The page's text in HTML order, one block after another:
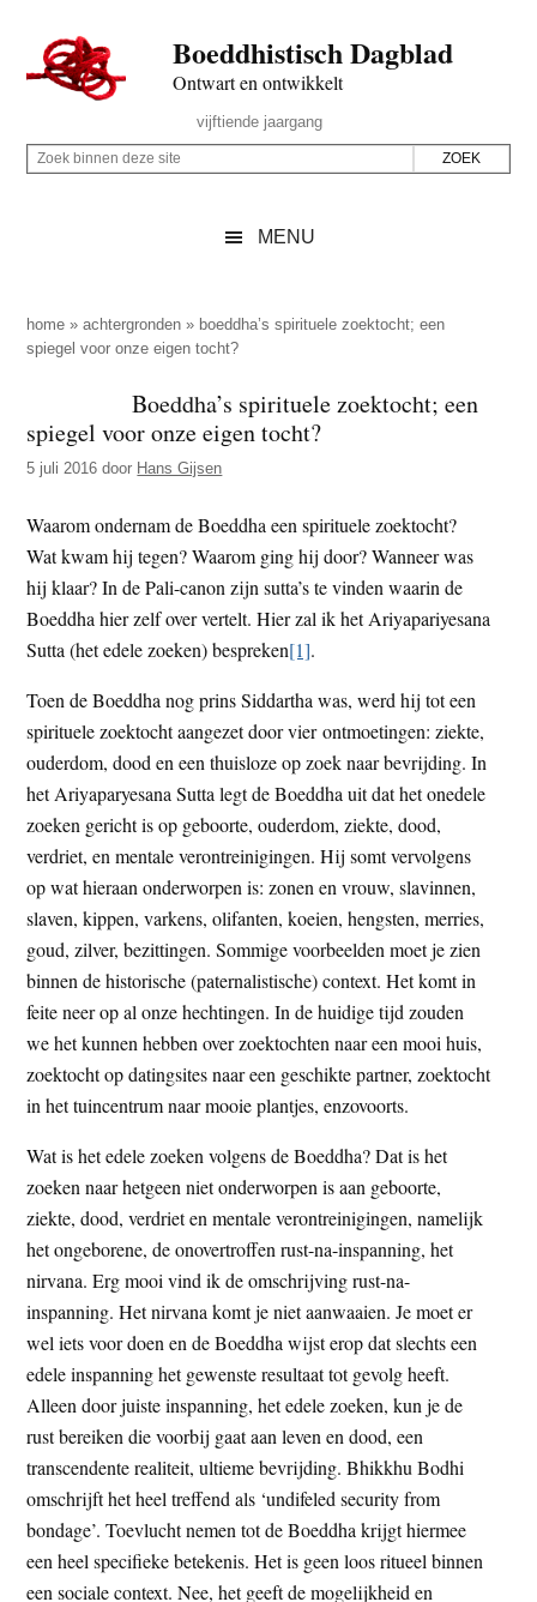
naar
de
inhoud
secondary
naar
de
sidebar
naar
de
Boeddhistisch Dagblad
Ontwart en ontwikkelt
Rechts
vijftiende jaargang
Z
p
d
z
e
i
t
e
Z
i
n
n
d
z
e
s
i
t
e
MENU
home »achtergronden » boeddha’s spirituele zoektocht; een
spiegel voor onze eigen tocht?
Boeddha’s spirituele zoektocht; een
spiegel voor onze eigen tocht?
5 juli 2016 door Hans Gijsen
Waarom ondernam de Boeddha een spirituele zoektocht?
Wat kwam hij tegen? Waarom ging hij door? Wanneer was
hij klaar? In de Pali-canon zijn sutta’s te vinden waarin de
Boeddha hier zelf over vertelt. Hier zal ik het Ariyapariyesana
Sutta (het edele zoeken) bespreken[1].
Toen de Boeddha nog prins Siddartha was, werd hij tot een
spirituele zoektocht aangezet door vier ontmoetingen: ziekte,
ouderdom, dood en een thuisloze op zoek naar bevrijding. In
het Ariyaparyesana Sutta legt de Boeddha uit dat het onedele
zoeken gericht is op geboorte, ouderdom, ziekte, dood,
verdriet, en mentale verontreinigingen. Hij somt vervolgens
op wat hieraan onderworpen is: zonen en vrouw, slavinnen,
slaven, kippen, varkens, olifanten, koeien, hengsten, merries,
goud, zilver, bezittingen. Sommige voorbeelden moet je zien
binnen de historische (paternalistische) context. Het komt in
feite neer op al onze hechtingen. In de huidige tijd zouden
we het kunnen hebben over zoektochten naar een mooi huis,
zoektocht op datingsites naar een geschikte partner, zoektocht
in het tuincentrum naar mooie plantjes, enzovoorts.
Wat is het edele zoeken volgens de Boeddha? Dat is het
zoeken naar hetgeen niet onderworpen is aan geboorte,
ziekte, dood, verdriet en mentale verontreinigingen, namelijk
het ongeborene, de onovertroffen rust-na-inspanning, het
nirvana. Erg mooi vind ik de omschrijving rust-na-
inspanning. Het nirvana komt je niet aanwaaien. Je moet er
wel iets voor doen en de Boeddha wijst erop dat slechts een
edele inspanning het gewenste resultaat tot gevolg heeft.
Alleen door juiste inspanning, het edele zoeken, kun je de
rust bereiken die voorbij gaat aan leven en dood, een
transcendente realiteit, ultieme bevrijding. Bhikkhu Bodhi
omschrijft het heel treffend als ‘undifeled security from
bondage’. Toevlucht nemen tot de Boeddha krijgt hiermee
een heel specifieke betekenis. Het is geen loos ritueel binnen
een sociale context. Nee, het geeft de mogelijkheid en